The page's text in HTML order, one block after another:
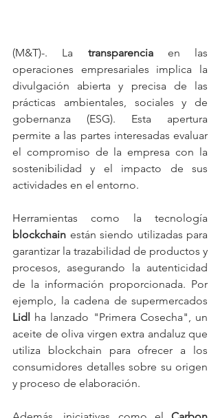
(M&T)-. La transparencia en las
operaciones empresariales implica la
divulgación abierta y precisa de las
prácticas ambientales, sociales y de
gobernanza (ESG). Esta apertura
permite a las partes interesadas evaluar
el compromiso de la empresa con la
sostenibilidad y el impacto de sus
actividades en el entorno.
blockchain están siendo utilizadas para
garantizar la trazabilidad de productos y
procesos, asegurando la autenticidad
de la información proporcionada. Por
Lidl ha lanzado "Primera Cosecha", un
aceite de oliva virgen extra andaluz que
utiliza blockchain para ofrecer a los
consumidores detalles sobre su origen
y proceso de elaboración. ​